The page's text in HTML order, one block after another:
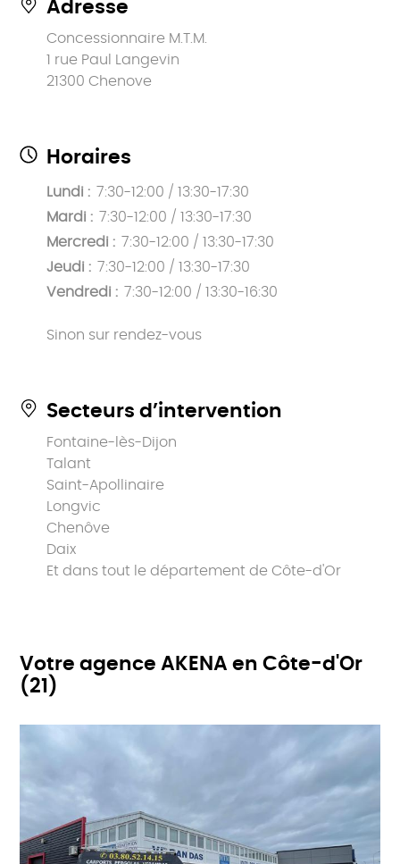
Adresse
Concessionnaire M.T.M.
1 rue Paul Langevin
21300 Chenove
Horaires
Lundi : 7:30-12:00 / 13:30-17:30
Mardi : 7:30-12:00 / 13:30-17:30
Mercredi : 7:30-12:00 / 13:30-17:30
Jeudi : 7:30-12:00 / 13:30-17:30
Vendredi : 7:30-12:00 / 13:30-16:30
Sinon sur rendez-vous
Secteurs d’intervention
Fontaine-lès-Dijon
Talant
Saint-Apollinaire
Longvic
Chenôve
Daix
Et dans tout le département de Côte-d'Or
Votre agence AKENA en Côte-d'Or
(21)